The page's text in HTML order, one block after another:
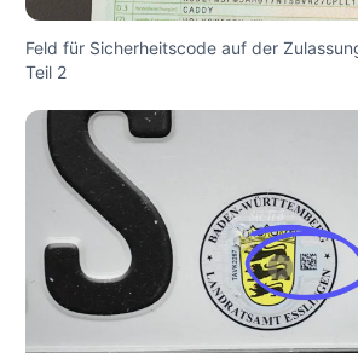
Feld für Sicherheitscode auf der
Teil 2